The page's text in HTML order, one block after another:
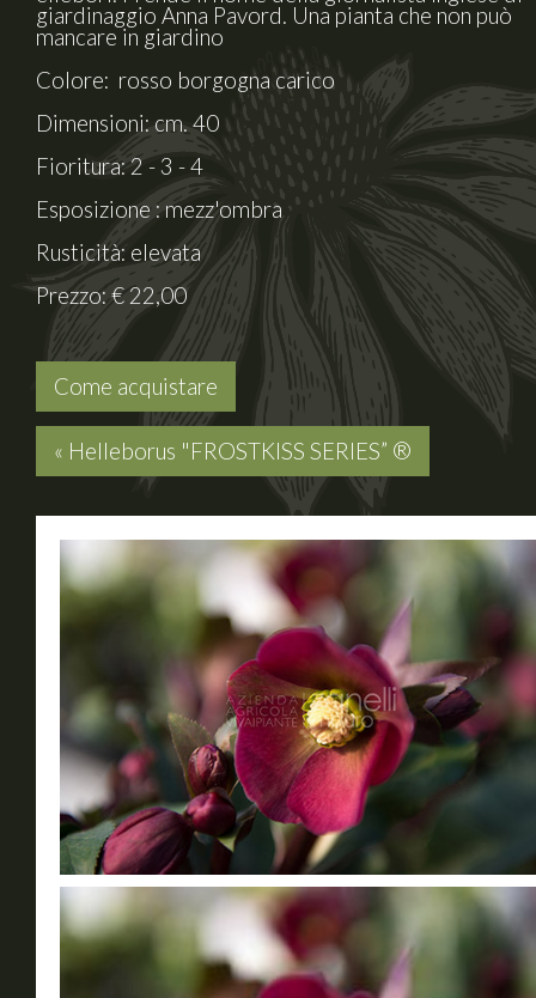
giardinaggio Anna Pavord. Una pianta che non può
mancare in giardino
Colore: rosso borgogna carico
Dimensioni: cm. 40
Fioritura: 2 - 3 - 4
Esposizione : mezz'ombra
Rusticità: elevata
Prezzo: € 22,00
Come acquistare
« Helleborus "FROSTKISS SERIES” ®